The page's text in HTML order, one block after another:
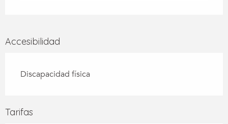
Accesibilidad
Discapacidad física
Tarifas